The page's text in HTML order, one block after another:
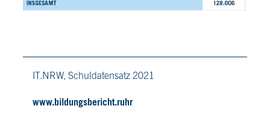
IT.NRW, Schuldatensatz 2021
www.bildungsbericht.ruhr